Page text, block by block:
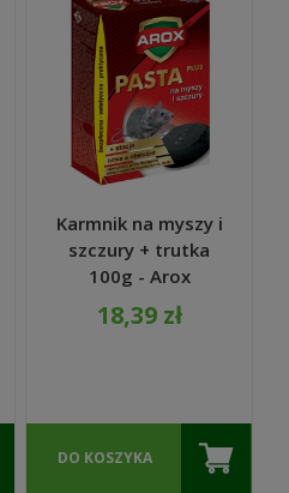
Karmnik na myszy i
szczury + trutka
100g - Arox
18,39 zł
DO KOSZYKA